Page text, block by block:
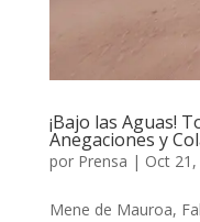
¡Bajo las Aguas!
Anegaciones y
por Prensa | Oct
​Mene de Mauroa,